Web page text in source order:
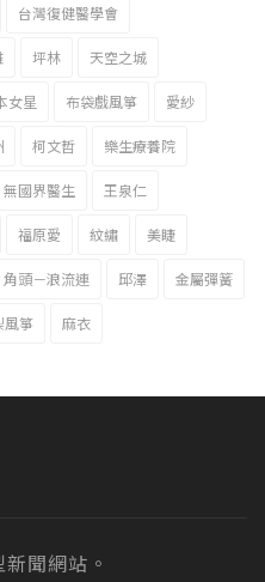
台灣復健醫學會
坪林 天空之城
女星 布袋戲風箏 愛紗
柯文哲 樂生療養院
無國界醫生 王泉仁
福原愛 紋繡 美睫
角頭－浪流連 邱澤 金屬彈簧
風箏 麻衣
聞網站。